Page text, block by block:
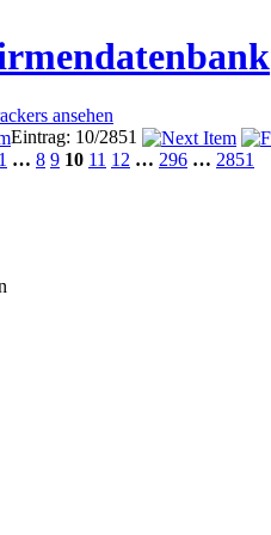
ansehen
Eintrag: 10/2851
1 … 8 9 10 11 12 … 296 … 2851